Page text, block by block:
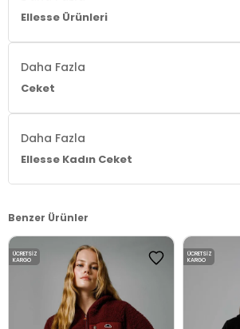
Ellesse Ürünleri
Daha Fazla
Ceket
Daha Fazla
Ellesse Kadın Ceket
Benzer Ürünler
ÜCRETSIZ
KARGO
ÜCRETSIZ
KARGO